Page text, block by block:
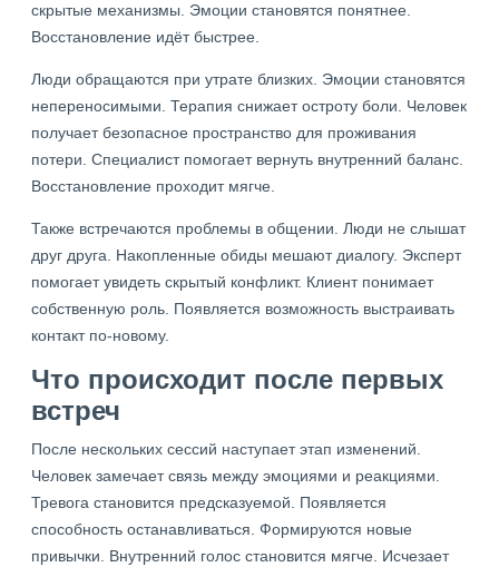
скрытые механизмы. Эмоции становятся понятнее.
Восстановление идёт быстрее.
Люди обращаются при утрате близких. Эмоции становятся
непереносимыми. Терапия снижает остроту боли. Человек
получает безопасное пространство для проживания
потери. Специалист помогает вернуть внутренний баланс.
Восстановление проходит мягче.
Также встречаются проблемы в общении. Люди не слышат
друг друга. Накопленные обиды мешают диалогу. Эксперт
помогает увидеть скрытый конфликт. Клиент понимает
собственную роль. Появляется возможность выстраивать
контакт по-новому.
Что происходит после первых
встреч
После нескольких сессий наступает этап изменений.
Человек замечает связь между эмоциями и реакциями.
Тревога становится предсказуемой. Появляется
способность останавливаться. Формируются новые
привычки. Внутренний голос становится мягче. Исчезает